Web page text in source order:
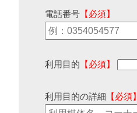
電話番号 【必須】
利用目的 【必須】
利用目的の詳細 【必須】